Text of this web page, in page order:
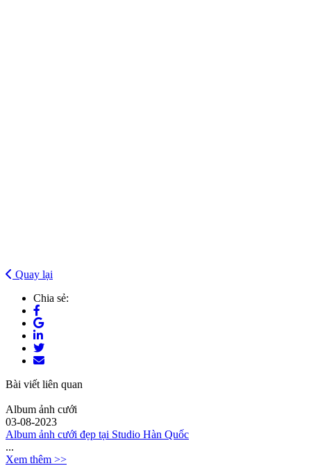
Quay lại
Chia sẻ:
Bài viết liên quan
Album ảnh cưới
03-08-2023
Album ảnh cưới đẹp tại Studio Hàn Quốc
...
Xem thêm >>